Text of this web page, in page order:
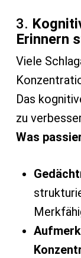
3.
Erinnern
Viele
Das
zu
Was